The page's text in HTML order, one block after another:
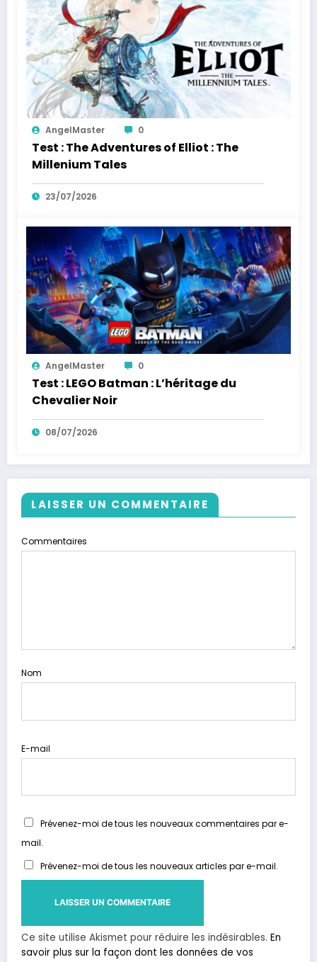
AngelMaster 0
Test : The Adventures of Elliot : The
Millenium Tales
23/07/2026
AngelMaster 0
Test : LEGO Batman : L’héritage du
Chevalier Noir
08/07/2026
LAISSER UN COMMENTAIRE
Commentaires
Nom
E-mail
Prévenez-moi de tous les nouveaux commentaires par e-
mail.
Prévenez-moi de tous les nouveaux articles par e-mail.
Ce site utilise Akismet pour réduire les indésirables. En
savoir plus sur la façon dont les données de vos